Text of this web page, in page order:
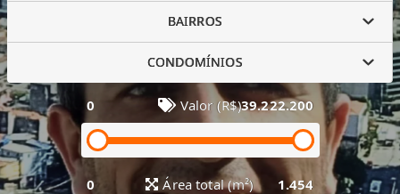
BAIRROS
CONDOMÍNIOS
0 Valor (R$)39.222.200
0 Área total (m²) 1.454